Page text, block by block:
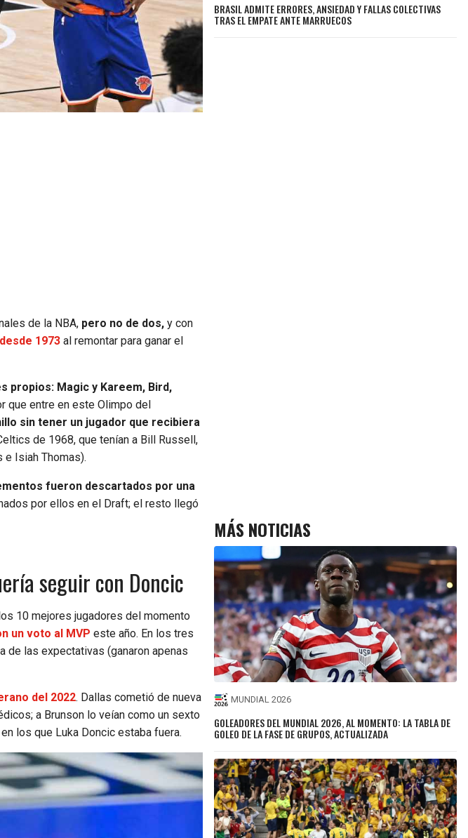
de la NBA, pero no de dos, y con
1973 al remontar para ganar el
propios: Magic y Kareem, Bird,
que entre en este Olimpo del
sin tener un jugador que recibiera
de 1968, que tenían a Bill Russell,
Isiah Thomas).
fueron descartados por una
por ellos en el Draft; el resto llegó
seguir con Doncic
10 mejores jugadores del momento
un voto al MVP este año. En los tres
de las expectativas (ganaron apenas
del 2022. Dallas cometió de nueva
a Brunson lo veían como un sexto
los que Luka Doncic estaba fuera.
BRASIL ADMITE ERRORES, ANSIEDAD Y FALLAS COLECTIVAS
TRAS EL EMPATE ANTE MARRUECOS
MÁS NOTICIAS
MUNDIAL 2026
GOLEADORES DEL MUNDIAL 2026, AL MOMENTO: LA TABLA DE
GOLEO DE LA FASE DE GRUPOS, ACTUALIZADA